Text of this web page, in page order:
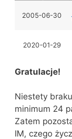
2005-06-30
2020-01-29
Gratulacje!
Niestety
minimum 24
Zatem
IM, czego